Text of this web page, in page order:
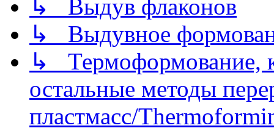
↳ Выдув флаконов
↳ Выдувное
↳ Термоформование,
остальные методы
пластмасс/